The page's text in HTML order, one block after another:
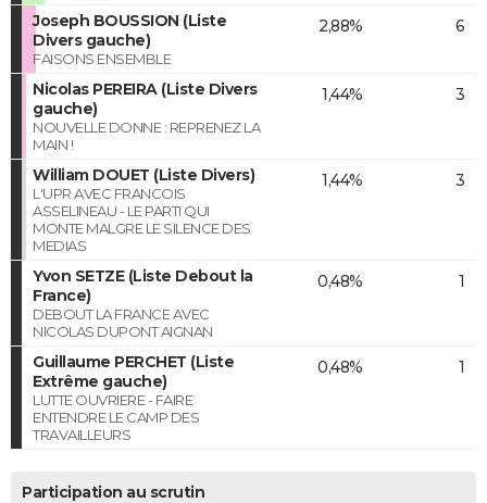
Joseph BOUSSION (Liste
Divers gauche)
FAISONS ENSEMBLE
2,88% 6
Nicolas PEREIRA (Liste Divers
gauche)
NOUVELLE DONNE : REPRENEZ LA
MAIN !
1,44% 3
William DOUET (Liste Divers)
L'UPR AVEC FRANCOIS
ASSELINEAU - LE PARTI QUI
MONTE MALGRE LE SILENCE DES
MEDIAS
1,44% 3
Yvon SETZE (Liste Debout la
France)
DEBOUT LA FRANCE AVEC
NICOLAS DUPONT AIGNAN
0,48% 1
Guillaume PERCHET (Liste
Extrême gauche)
LUTTE OUVRIERE - FAIRE
ENTENDRE LE CAMP DES
TRAVAILLEURS
0,48% 1
Participation au scrutin